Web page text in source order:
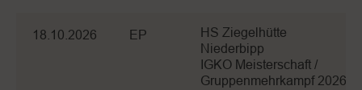
18.10.2026 EP
HS Ziegelhütte
Niederbipp
IGKO Meisterschaft /
Gruppenmehrkampf 2026